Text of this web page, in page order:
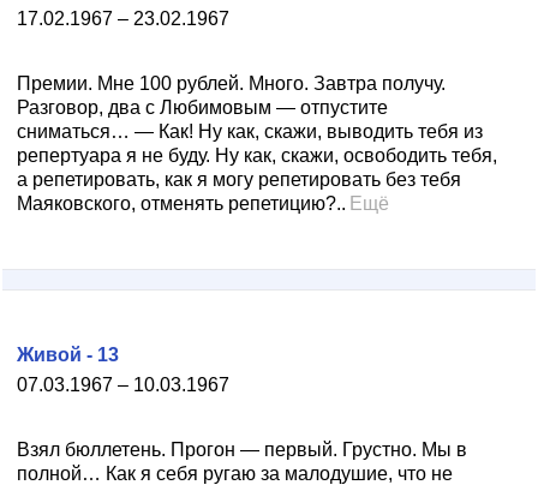
17.02.1967 – 23.02.1967
Премии. Мне 100 рублей. Много. Завтра получу.
Разговор, два с Любимовым — отпустите
сниматься… — Как! Ну как, скажи, выводить тебя из
репертуара я не буду. Ну как, скажи, освободить тебя,
а репетировать, как я могу репетировать без тебя
Маяковского, отменять репетицию?.. Ещё
07.03.1967 – 10.03.1967
Живой - 13
Взял бюллетень. Прогон — первый. Грустно. Мы в
полной… Как я себя ругаю за малодушие, что не